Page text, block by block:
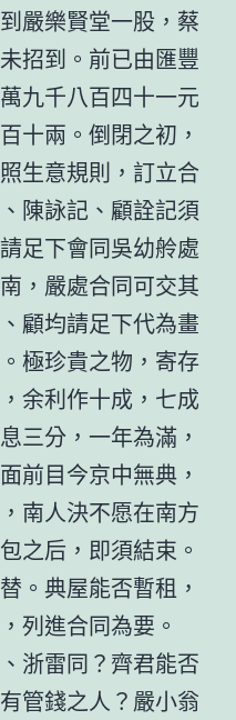
嚴樂賢堂一股，蔡
招到。前已由匯豐
九千八百四十一元
十兩。倒閉之初，
生意規則，訂立合
陳詠記、顧詮記須
足下會同吳幼舲處
，嚴處合同可交其
顧均請足下代為畫
極珍貴之物，寄存
余利作十成，七成
三分，一年為滿，
前目今京中無典，
南人決不愿在南方
之后，即須結束。
。典屋能否暫租，
列進合同為要。
浙雷同？齊君能否
管錢之人？嚴小翁